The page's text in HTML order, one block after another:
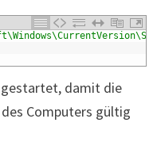
gestartet, damit die
Computers gültig